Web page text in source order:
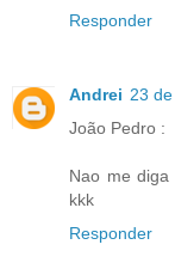
Responder
Andrei 23
João Pedro :
Nao me
kkk
Responder